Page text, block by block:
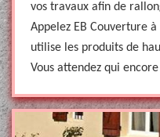
vos travaux afin de
Appelez EB Couverture
utilise les produits de
Vous attendez qui encore